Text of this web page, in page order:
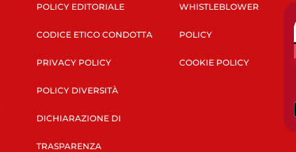
POLICY EDITORIALE
CODICE ETICO CONDOTTA
PRIVACY POLICY
POLICY DIVERSITÀ
DICHIARAZIONE DI
TRASPARENZA
WHISTLEBLOWER
POLICY
COOKIE POLICY